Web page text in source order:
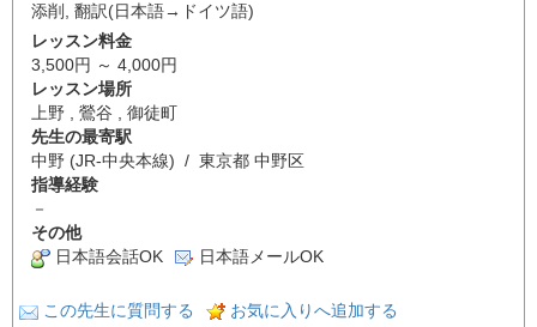
添削 , 翻訳(日本語→ドイツ語)
レッスン料金
3,500円 ～ 4,000円
レッスン場所
上野 , 鶯谷 , 御徒町
先生の最寄駅
中野 (JR-中央本線) / 東京都 中野区
指導経験
－
その他
日本語会話OK
日本語メールOK
この先生に質問する
お気に入りへ追加する